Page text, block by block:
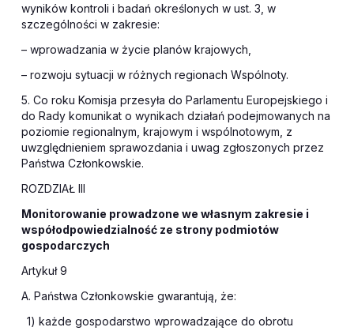
wyników kontroli i badań określonych w ust. 3, w
szczególności w zakresie:
– wprowadzania w życie planów krajowych,
– rozwoju sytuacji w różnych regionach Wspólnoty.
5. Co roku Komisja przesyła do Parlamentu Europejskiego i
do Rady komunikat o wynikach działań podejmowanych na
poziomie regionalnym, krajowym i wspólnotowym, z
uwzględnieniem sprawozdania i uwag zgłoszonych przez
Państwa Członkowskie.
ROZDZIAŁ III
Monitorowanie prowadzone we własnym zakresie i
współodpowiedzialność ze strony podmiotów
gospodarczych
Artykuł 9
A. Państwa Członkowskie gwarantują, że:
1) każde gospodarstwo wprowadzające do obrotu